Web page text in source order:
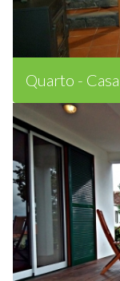
Quarto -